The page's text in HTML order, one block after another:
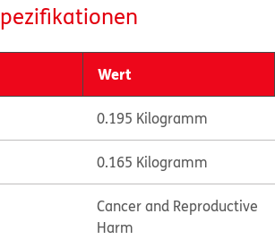
Wert
0.195 Kilogramm
0.165 Kilogramm
Cancer and Reproductive
Harm